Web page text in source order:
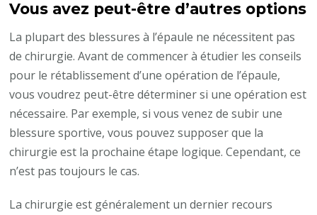
Vous avez peut-être d’autres options
La plupart des blessures à l’épaule ne nécessitent pas
de chirurgie. Avant de commencer à étudier les conseils
pour le rétablissement d’une opération de l’épaule,
vous voudrez peut-être déterminer si une opération est
nécessaire. Par exemple, si vous venez de subir une
blessure sportive, vous pouvez supposer que la
chirurgie est la prochaine étape logique. Cependant, ce
n’est pas toujours le cas.
La chirurgie est généralement un dernier recours